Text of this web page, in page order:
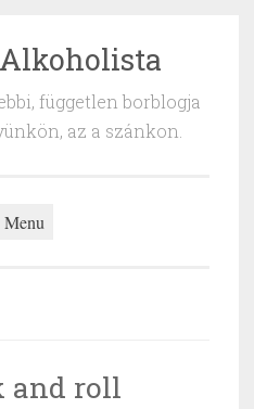
független borblogja
az a szánkon.
Menu
and roll